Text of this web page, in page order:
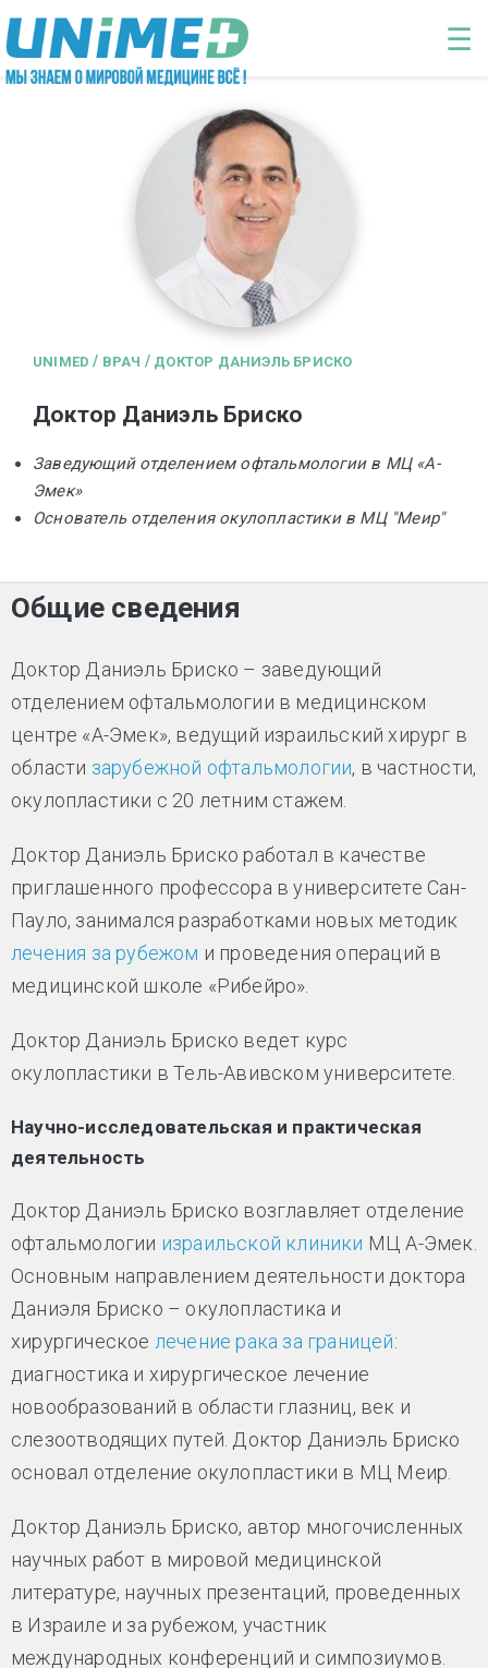
Перейти к основному содержанию
☰
UNIMED / ВРАЧ / ДОКТОР ДАНИЭЛЬ БРИСКО
Доктор Даниэль Бриско
Заведующий отделением офтальмологии в МЦ «А-
Эмек»
Основатель отделения окулопластики в МЦ "Меир"
Общие сведения
Доктор Даниэль Бриско – заведующий
отделением офтальмологии в медицинском
центре «А-Эмек», ведущий израильский хирург в
области зарубежной офтальмологии, в частности,
окулопластики с 20 летним стажем.
Доктор Даниэль Бриско работал в качестве
приглашенного профессора в университете Сан-
Пауло, занимался разработками новых методик
лечения за рубежом и проведения операций в
медицинской школе «Рибейро».
Доктор Даниэль Бриско ведет курс
окулопластики в Тель-Авивском университете.
Научно-исследовательская и практическая
деятельность
Доктор Даниэль Бриско возглавляет отделение
офтальмологии израильской клиники МЦ А-Эмек.
Основным направлением деятельности доктора
Даниэля Бриско – окулопластика и
хирургическое лечение рака за границей:
диагностика и хирургическое лечение
новообразований в области глазниц, век и
слезоотводящих путей. Доктор Даниэль Бриско
основал отделение окулопластики в МЦ Меир.
Доктор Даниэль Бриско, автор многочисленных
научных работ в мировой медицинской
литературе, научных презентаций, проведенных
в Израиле и за рубежом, участник
международных конференций и симпозиумов.